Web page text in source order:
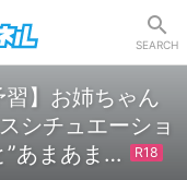
SEARCH
習】お姉ちゃん
シチュエーショ
”あまあま…